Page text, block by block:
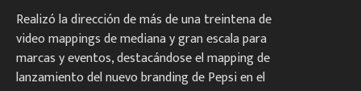
Realizó la dirección de más de una treintena de
video mappings de mediana y gran escala para
marcas y eventos, destacándose el mapping de
lanzamiento del nuevo branding de Pepsi en el